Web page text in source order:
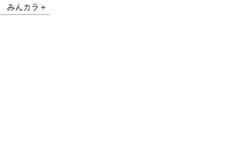
みんカラ＋